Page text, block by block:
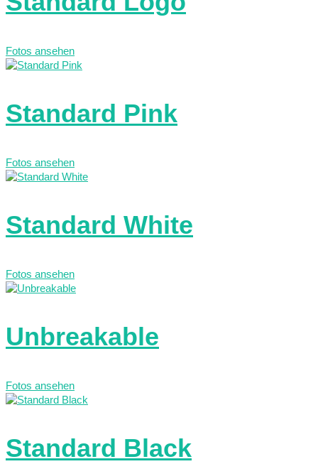
Fotos ansehen
Standard Pink
Fotos ansehen
Standard White
Fotos ansehen
Unbreakable
Fotos ansehen
Standard Black